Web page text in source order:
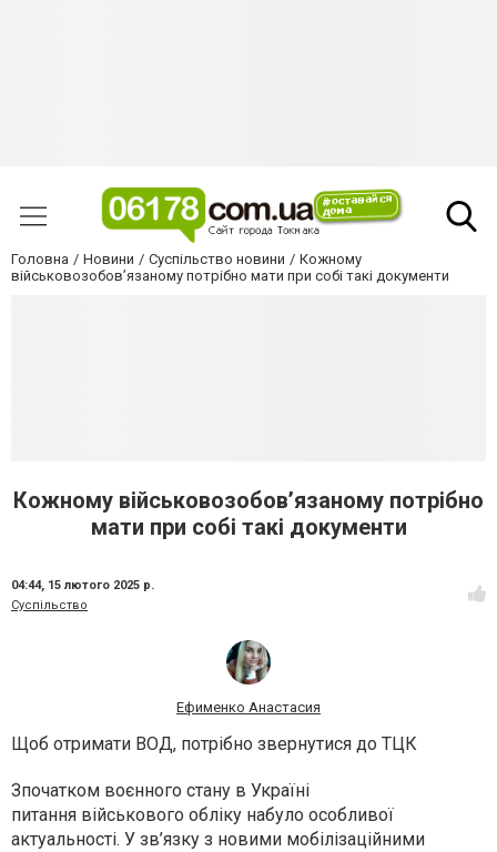
Головна Новини Суспільство новини
Кожному
військовозобов’язаному потрібно мати при собі такі документи
Кожному військовозобов’язаному потрібно
мати при собі такі документи
04:44, 15 лютого 2025 р.
Суспільство
Ефименко Анастасия
Щоб отримати ВОД, потрібно звернутися до ТЦК
Зпочатком воєнного стану в Україні
питання військового обліку набуло особливої
актуальності. У зв’язку з новими мобілізаційними